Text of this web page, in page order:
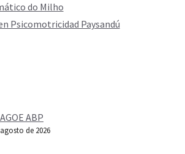
do Milho
Psicomotricidad Paysandú
ABP
de 2026